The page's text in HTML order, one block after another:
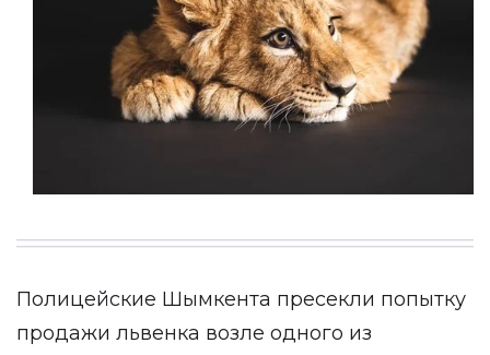
Полицейские Шымкента пресекли попытку
продажи львенка возле одного из